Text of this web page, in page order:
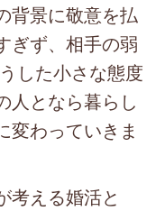
背景に敬意を払
ぎず、相手の弱
した小さな態度
人となら暮らし
変わっていきま
考える婚活と